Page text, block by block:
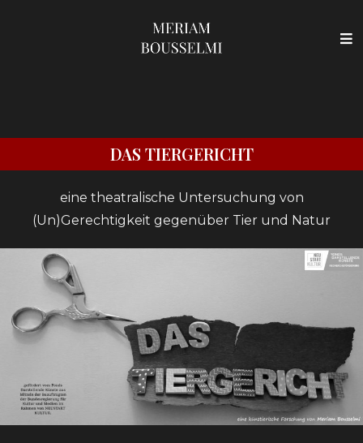
DAS TIERGERICHT
eine theatralische Untersuchung von
(Un)Gerechtigkeit gegenüber Tier und Natur